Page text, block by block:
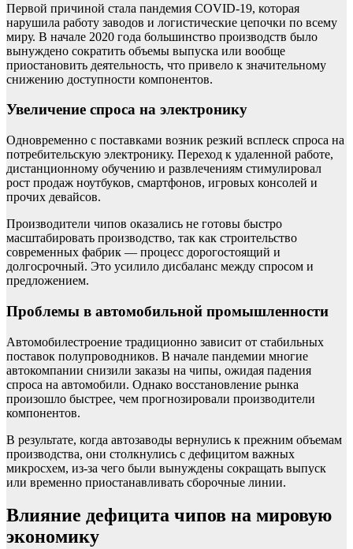
Первой причиной стала пандемия COVID-19, которая
нарушила работу заводов и логистические цепочки по всему
миру. В начале 2020 года большинство производств было
вынуждено сократить объемы выпуска или вообще
приостановить деятельность, что привело к значительному
снижению доступности компонентов.
Увеличение спроса на электронику
Одновременно с поставками возник резкий всплеск спроса на
потребительскую электронику. Переход к удаленной работе,
дистанционному обучению и развлечениям стимулировал
рост продаж ноутбуков, смартфонов, игровых консолей и
прочих девайсов.
Производители чипов оказались не готовы быстро
масштабировать производство, так как строительство
современных фабрик — процесс дорогостоящий и
долгосрочный. Это усилило дисбаланс между спросом и
предложением.
Проблемы в автомобильной промышленности
Автомобилестроение традиционно зависит от стабильных
поставок полупроводников. В начале пандемии многие
автокомпании снизили заказы на чипы, ожидая падения
спроса на автомобили. Однако восстановление рынка
произошло быстрее, чем прогнозировали производители
компонентов.
В результате, когда автозаводы вернулись к прежним объемам
производства, они столкнулись с дефицитом важных
микросхем, из-за чего были вынуждены сокращать выпуск
или временно приостанавливать сборочные линии.
Влияние дефицита чипов на мировую
экономику